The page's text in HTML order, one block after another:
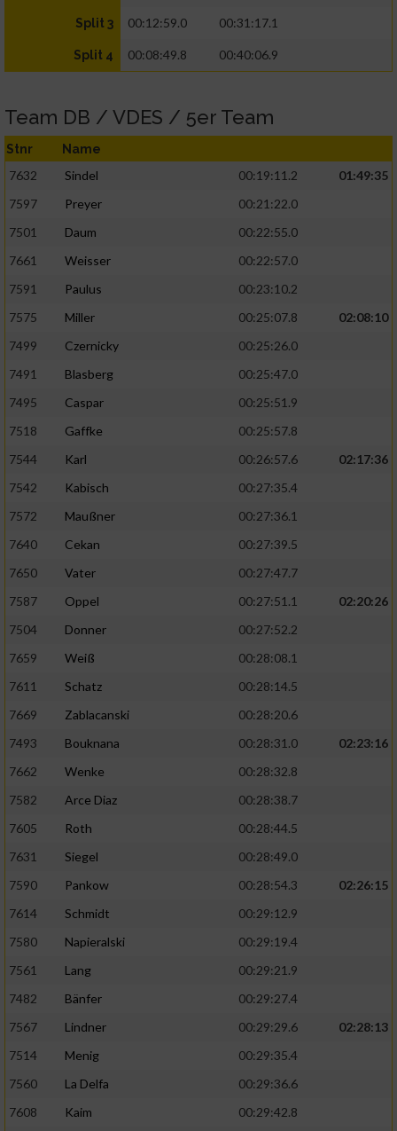
Split 3 00:12:59.0 00:31:17.1
Split 4 00:08:49.8 00:40:06.9
Team DB / VDES / 5er Team
Stnr Name
7632 Sindel 00:19:11.2
01:49:35
7597
Preyer
00:21:22.0
7501
Daum
00:22:55.0
7661
Weisser
00:22:57.0
7591
Paulus
00:23:10.2
7575
Miller 00:25:07.8
02:08:10
7499
Czernicky
00:25:26.0
7491
Blasberg
00:25:47.0
7495
Caspar
00:25:51.9
7518
Gaffke
00:25:57.8
7544
Karl 00:26:57.6
02:17:36
7542
Kabisch
00:27:35.4
7572
Maußner
00:27:36.1
7640
Cekan
00:27:39.5
7650
Vater
00:27:47.7
7587
Oppel 00:27:51.1
02:20:26
7504
Donner
00:27:52.2
7659
Weiß
00:28:08.1
7611
Schatz
00:28:14.5
7669
Zablacanski
00:28:20.6
7493
Bouknana 00:28:31.0
02:23:16
7662
Wenke
00:28:32.8
7582
Arce Diaz
00:28:38.7
7605
Roth
00:28:44.5
7631
Siegel
00:28:49.0
7590
Pankow 00:28:54.3
02:26:15
7614
Schmidt
00:29:12.9
7580
Napieralski
00:29:19.4
7561
Lang
00:29:21.9
7482
Bänfer
00:29:27.4
7567
Lindner 00:29:29.6
02:28:13
7514
Menig
00:29:35.4
7560
La Delfa
00:29:36.6
7608
Kaim 00:29:42.8